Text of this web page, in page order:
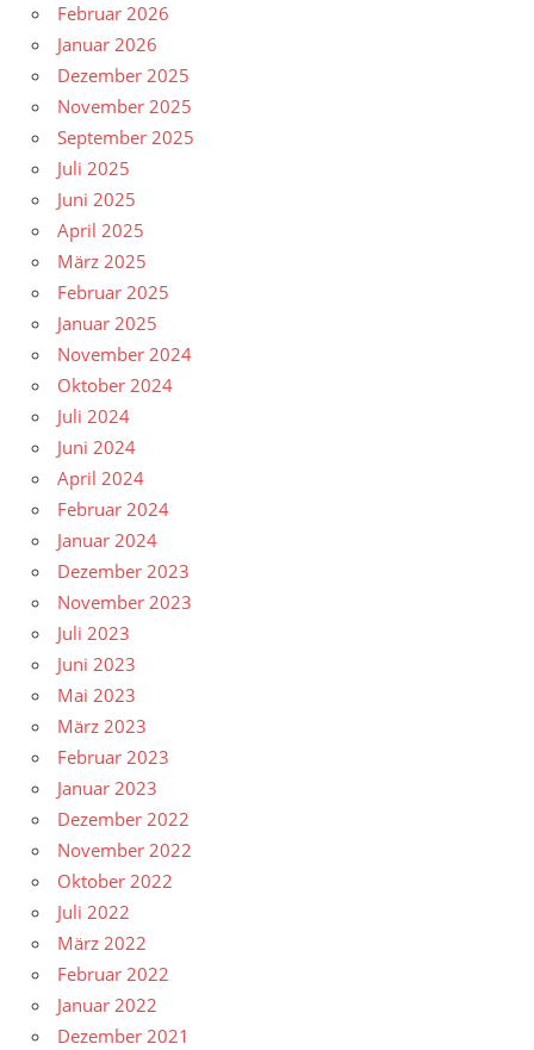
Februar 2026
Januar 2026
Dezember 2025
November 2025
September 2025
Juli 2025
Juni 2025
April 2025
März 2025
Februar 2025
Januar 2025
November 2024
Oktober 2024
Juli 2024
Juni 2024
April 2024
Februar 2024
Januar 2024
Dezember 2023
November 2023
Juli 2023
Juni 2023
Mai 2023
März 2023
Februar 2023
Januar 2023
Dezember 2022
November 2022
Oktober 2022
Juli 2022
März 2022
Februar 2022
Januar 2022
Dezember 2021